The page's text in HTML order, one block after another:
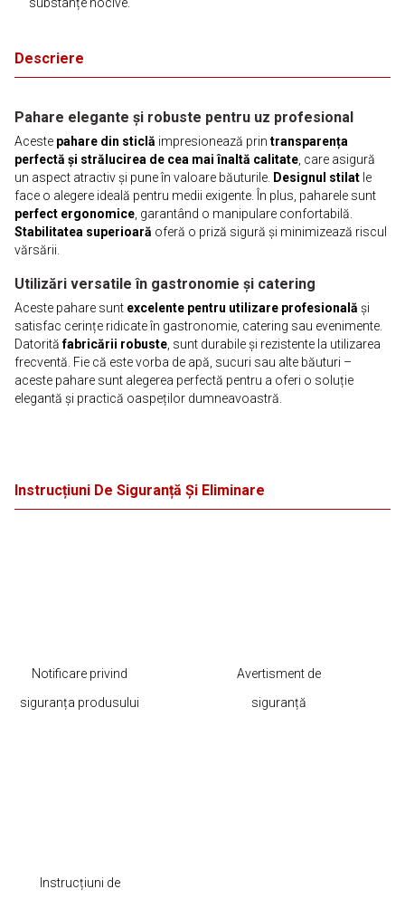
Descriere
Pahare elegante și robuste pentru uz profesional
Aceste pahare din sticlă impresionează prin transparența
perfectă și strălucirea de cea mai înaltă calitate , care asigură
un aspect atractiv și pune în valoare băuturile. Designul stilat le
face o alegere ideală pentru medii exigente. În plus, paharele sunt
perfect ergonomice , garantând o manipulare confortabilă.
Stabilitatea superioară oferă o priză sigură și minimizează riscul
vărsării.
Utilizări versatile în gastronomie și catering
Aceste pahare sunt excelente pentru utilizare profesională și
satisfac cerințe ridicate în gastronomie, catering sau evenimente.
Datorităfabricării robuste , sunt durabile și rezistente la utilizarea
frecventă. Fie că este vorba de apă, sucuri sau alte băuturi –
aceste pahare sunt alegerea perfectă pentru a oferi o soluție
elegantă și practică oaspeților dumneavoastră.
Instrucțiuni De Siguranță Și Eliminare
Notificare privind
siguranța produsului
Avertisment de
siguranță
Instrucțiuni de